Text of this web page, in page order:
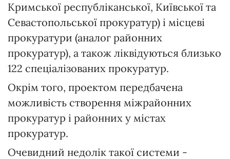
Кримської республіканської, Київської та
Севастопольської прокуратур) і місцеві
прокуратури (аналог районних
прокуратур), а також ліквідуються близько
122 спеціалізованих прокуратур.
Окрім того, проектом передбачена
можливість створення міжрайонних
прокуратур і районних у містах
прокуратур.
Очевидний недолік такої системи -